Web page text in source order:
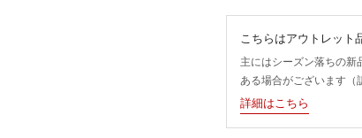
こちらはアウトレット
主にはシーズン落ちの
ある場合がございます（
詳細はこちら